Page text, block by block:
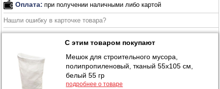
Оплата: при получении наличными либо картой
Нашли ошибку в карточке товара?
С этим товаром покупают
Мешок для строительного мусора,
полипропиленовый, тканый 55х105 см,
белый 55 гр
подробнее о товаре